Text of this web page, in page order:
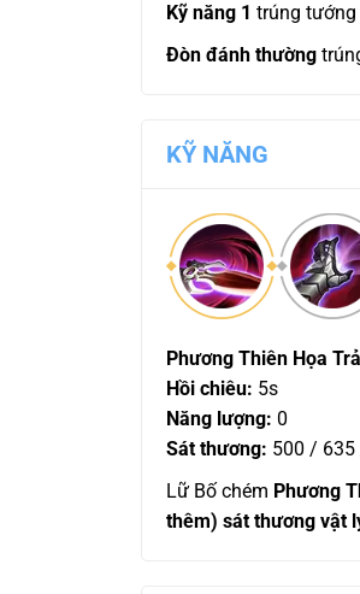
Kỹ năng 1 trúng
Đòn đánh thường
KỸ NĂNG
Phương Thiên Họa
Hồi chiêu: 5s
Năng lượng: 0
Sát thương: 500 /
Lữ Bố chém Phương
thêm) sát thương vật